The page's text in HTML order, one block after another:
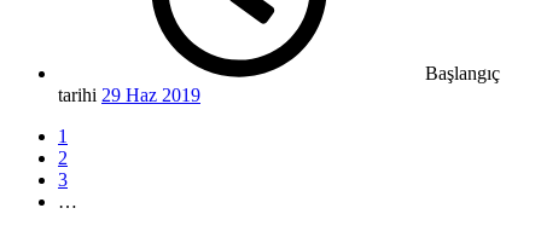
Başlangıç
tarihi 29 Haz 2019
1
2
3
…